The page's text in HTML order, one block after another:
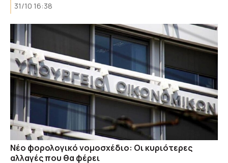
31/10 16:38
Νέο φορολογικό νομοσχέδιο: Οι κυριότερες
αλλαγές που θα φέρει